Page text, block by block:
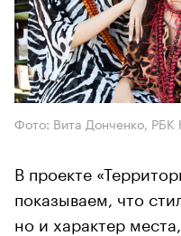
Фото: Вита Донченко, РБК
В проекте
показываем, что
но и характер